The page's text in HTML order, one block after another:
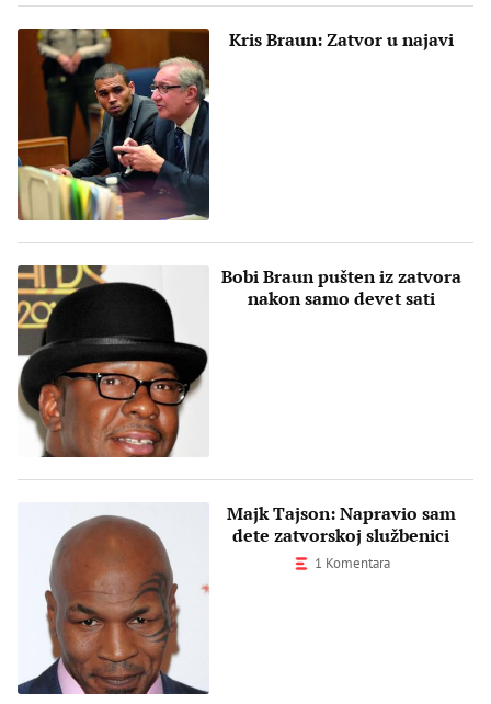
Kris Braun: Zatvor u najavi
Bobi Braun pušten iz zatvora
nakon samo devet sati
Majk Tajson: Napravio sam
dete zatvorskoj službenici
1 Komentara